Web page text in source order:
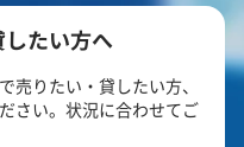
たい方へ
売りたい・貸したい方、
さい。状況に合わせてご